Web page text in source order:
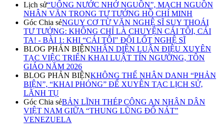
Lịch sử“UỐNG NƯỚC NHỚ NGUỒN”, MẠCH NGUỒN
NHÂN VĂN TRONG TƯ TƯỞNG HỒ CHÍ MINH
Góc Chia sẻNGUY CƠ TỪ VĂN NGHỆ SĨ SUY THOÁI
TƯ TƯỞNG: KHÔNG CHỈ LÀ CHUYỆN CÁI TÔI, CÁI
TA! - BÀI 1: KHI “CÁI TÔI" ĐỘI LỐT NGHỆ SĨ
BLOG PHẢN BIỆNNHẬN DIỆN LUẬN ĐIỆU XUYÊN
TẠC VIỆC TRIỂN KHAI LUẬT TÍN NGƯỠNG, TÔN
GIÁO NĂM 2026
BLOG PHẢN BIỆNKHÔNG THỂ NHÂN DANH “PHẢN
BIỆN”, “KHAI PHÓNG” ĐỂ XUYÊN TẠC LỊCH SỬ,
LÃNH TỤ
Góc Chia sẻBẢN LĨNH THÉP CÔNG AN NHÂN DÂN
VIỆT NAM GIỮA “THUNG LŨNG ĐỔ NÁT”
VENEZUELA